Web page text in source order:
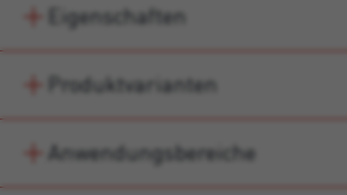
Eigenschaften
Produktvarianten
Anwendungsbereiche